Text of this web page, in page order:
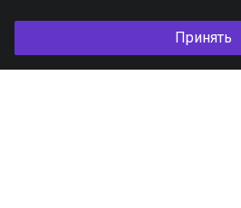
Принять